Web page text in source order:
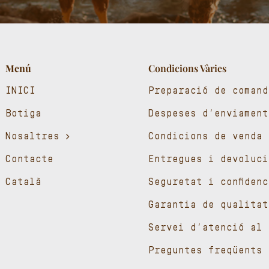
Menú
INICI
Botiga
Nosaltres
Contacte
Català
Condicions Vàries
Preparació de
Despeses d’enviament
Condicions de venda
Entregues i
Seguretat i
Garantia de qualitat
Servei d’atenció
Preguntes freqüents